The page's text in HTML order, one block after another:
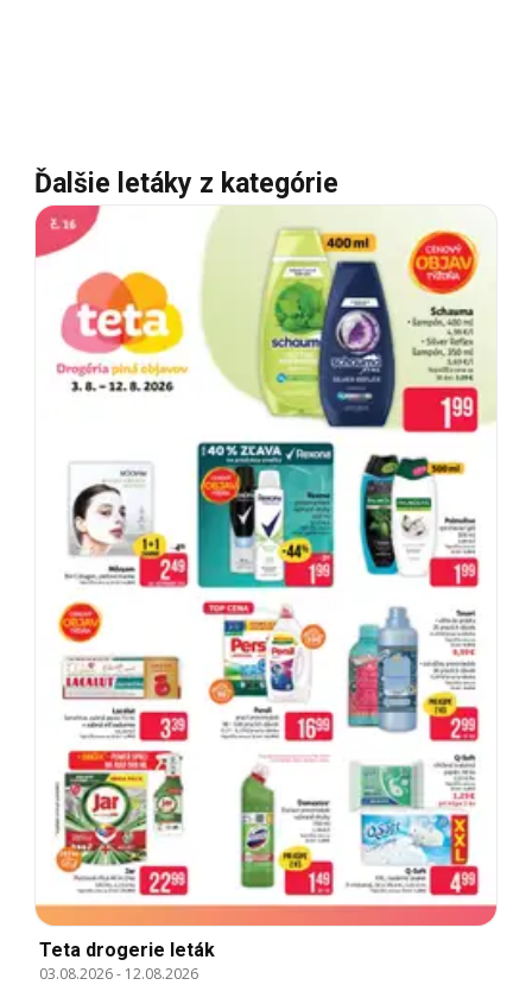
Ďalšie letáky z kategórie
Teta drogerie leták
03.08.2026- 12.08.2026